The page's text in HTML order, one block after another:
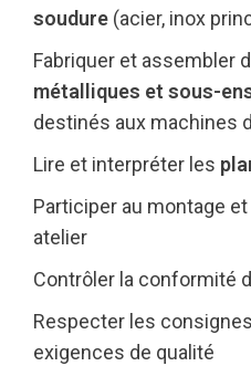
soudure (acier, inox
Fabriquer et assembler
métalliques et sous-
destinés aux machines
Lire et interpréter les
Participer au montage
atelier
Contrôler la conformité
Respecter les
exigences de qualité